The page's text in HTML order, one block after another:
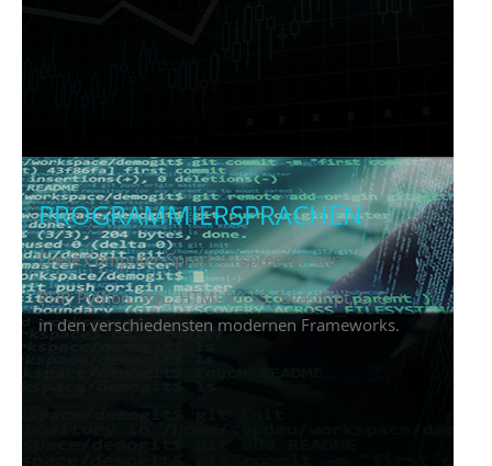
PROGRAMMIER­SPRACHEN
Diese Computer-Sprachen sprechen wir:
PHP, Python, SQL, HTML5/CSS, Javascript, C, C++
in den verschiedensten modernen Frameworks.